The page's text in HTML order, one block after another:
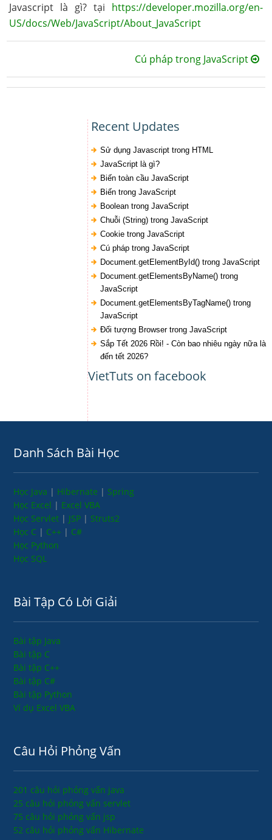
Javascript là gì? tại https://developer.mozilla.org/en-
US/docs/Web/JavaScript/About_JavaScript
Cú pháp trong JavaScript
Recent Updates
Sử dụng Javascript trong HTML
JavaScript là gì?
Biến toàn cầu JavaScript
Biến trong JavaScript
Boolean trong JavaScript
Chuỗi (String) trong JavaScript
Cookie trong JavaScript
Cú pháp trong JavaScript
Document.getElementById() trong JavaScript
Document.getElementsByName() trong
JavaScript
Document.getElementsByTagName() trong
JavaScript
Đối tượng Browser trong JavaScript
Sắp Tết 2026 Rồi! - Còn bao nhiêu ngày nữa là
đến tết 2026?
VietTuts on facebook
Danh Sách Bài Học
Học Java | Hibernate | Spring
Học Excel | Excel VBA
Học Servlet | JSP | Struts2
Học C | C++ | C#
Học Python
Học SQL
Bài Tập Có Lời Giải
Bài tập Java
Bài tập C
Bài tập C++
Bài tập C#
Bài tập Python
Ví dụ Excel VBA
Câu Hỏi Phỏng Vấn
201 câu hỏi phỏng vấn java
25 câu hỏi phỏng vấn servlet
75 câu hỏi phỏng vấn jsp
52 câu hỏi phỏng vấn Hibernate